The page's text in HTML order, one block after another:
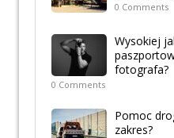
0 Comments
Wysokiej
fotografa?
0 Comments
Pomoc
zakres?